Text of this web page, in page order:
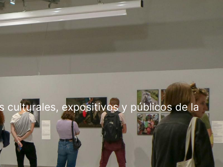
culturales, expositivos y públicos de la